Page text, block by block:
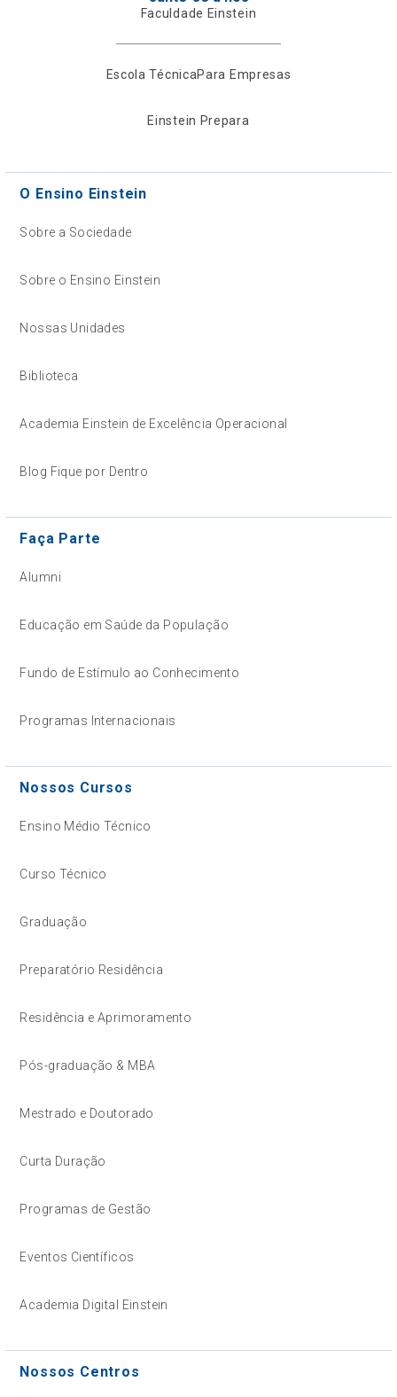
Faculdade Einstein
Escola TécnicaPara Empresas
Einstein Prepara
O Ensino Einstein
Sobre a Sociedade
Sobre o Ensino Einstein
Nossas Unidades
Biblioteca
Academia Einstein de Excelência Operacional
Blog Fique por Dentro
Faça Parte
Alumni
Educação em Saúde da População
Fundo de Estímulo ao Conhecimento
Programas Internacionais
Nossos Cursos
Ensino Médio Técnico
Curso Técnico
Graduação
Preparatório Residência
Residência e Aprimoramento
Pós-graduação & MBA
Mestrado e Doutorado
Curta Duração
Programas de Gestão
Eventos Científicos
Academia Digital Einstein
Nossos Centros